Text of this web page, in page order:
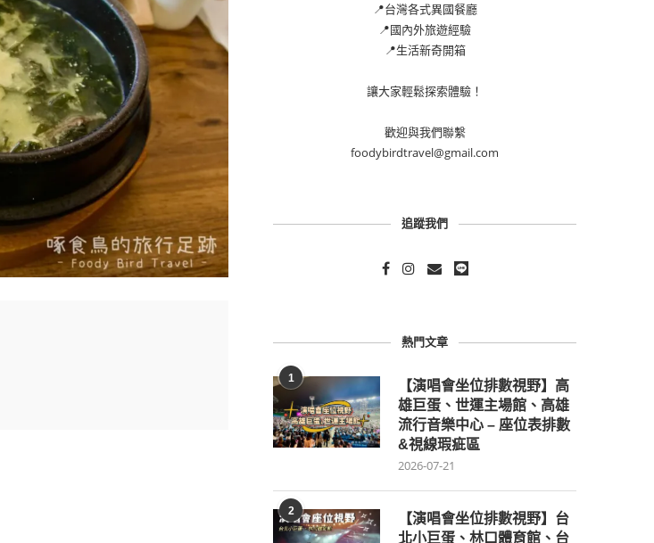
📍台灣各式異國餐廳
📍國內外旅遊經驗
📍生活新奇開箱
讓大家輕鬆探索體驗！
歡迎與我們聯繫
foodybirdtravel@gmail.com
追蹤我們
熱門文章
1
【演唱會坐位排數視野】高
雄巨蛋、世運主場館、高雄
流行音樂中心 – 座位表排數
&視線瑕疵區
2026-07-21
2
【演唱會坐位排數視野】台
北小巨蛋、林口體育館、台